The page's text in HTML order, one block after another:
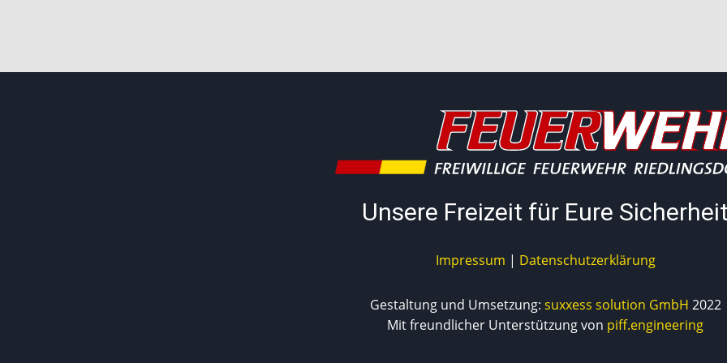
Unsere Freizeit für Eure
Impressum | Datenschutzerklärung
Gestaltung und Umsetzung: suxxess solution GmbH 2022
Mit freundlicher Unterstützung von piff.engineering